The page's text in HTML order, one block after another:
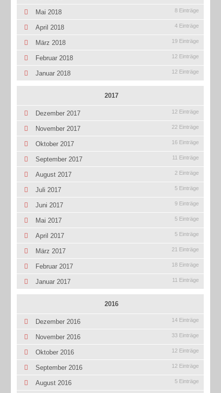
Mai 2018 8 Einträge
April 2018 4 Einträge
März 2018 19 Einträge
Februar 2018 12 Einträge
Januar 2018 12 Einträge
2017
Dezember 2017 12 Einträge
November 2017 22 Einträge
Oktober 2017 16 Einträge
September 2017 11 Einträge
August 2017 2 Einträge
Juli 2017 5 Einträge
Juni 2017 9 Einträge
Mai 2017 5 Einträge
April 2017 5 Einträge
März 2017 21 Einträge
Februar 2017 18 Einträge
Januar 2017 11 Einträge
2016
Dezember 2016 14 Einträge
November 2016 33 Einträge
Oktober 2016 12 Einträge
September 2016 12 Einträge
August 2016 5 Einträge